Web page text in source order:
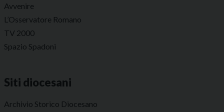
Avvenire
L’Osservatore Romano
TV 2000
Spazio Spadoni
Siti diocesani
Archivio Storico Diocesano